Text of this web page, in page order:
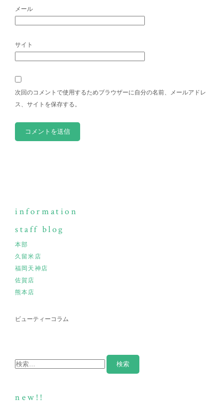
メール
サイト
次回のコメントで使用するためブラウザーに自分の名前、メールアドレ
ス、サイトを保存する。
information
staff blog
本部
久留米店
福岡天神店
佐賀店
熊本店
ビューティーコラム
new!!